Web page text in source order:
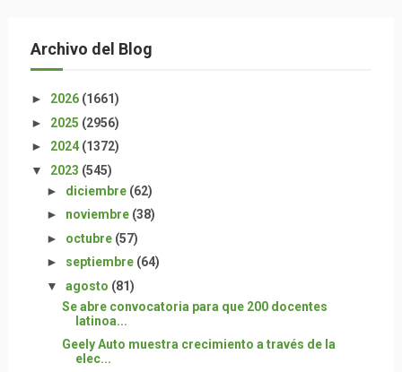
Archivo del Blog
► 2026 (1661)
► 2025 (2956)
► 2024 (1372)
▼ 2023 (545)
► diciembre (62)
► noviembre (38)
► octubre (57)
► septiembre (64)
▼ agosto (81)
Se abre convocatoria para que 200 docentes
latinoa...
Geely Auto muestra crecimiento a través de la
elec...